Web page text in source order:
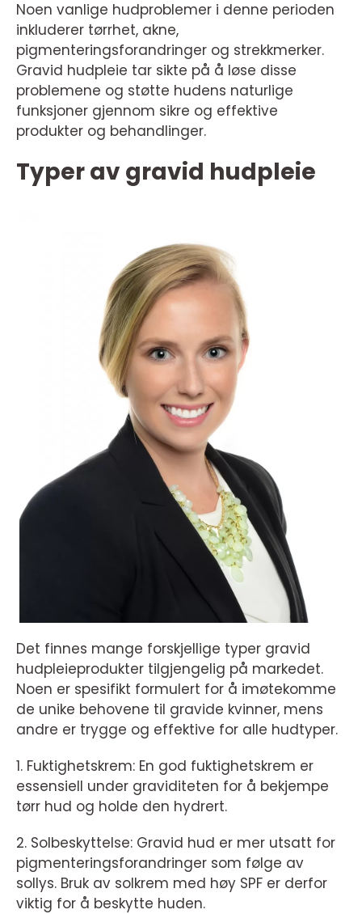
Noen vanlige hudproblemer i denne perioden
inkluderer tørrhet, akne,
pigmenteringsforandringer og strekkmerker.
Gravid hudpleie tar sikte på å løse disse
problemene og støtte hudens naturlige
funksjoner gjennom sikre og effektive
produkter og behandlinger.
Typer av gravid hudpleie
Det finnes mange forskjellige typer gravid
hudpleieprodukter tilgjengelig på markedet.
Noen er spesifikt formulert for å imøtekomme
de unike behovene til gravide kvinner, mens
andre er trygge og effektive for alle hudtyper.
1. Fuktighetskrem: En god fuktighetskrem er
essensiell under graviditeten for å bekjempe
tørr hud og holde den hydrert.
2. Solbeskyttelse: Gravid hud er mer utsatt for
pigmenteringsforandringer som følge av
sollys. Bruk av solkrem med høy SPF er derfor
viktig for å beskytte huden.